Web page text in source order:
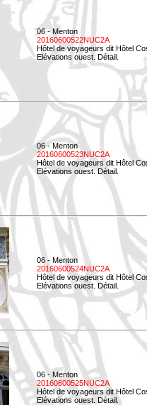
06 - Menton
20160600522NUC2A
Hôtel de voyageurs dit Hôtel
Elévations ouest. Détail.
06 - Menton
20160600523NUC2A
Hôtel de voyageurs dit Hôtel
Elévations ouest. Détail.
06 - Menton
20160600524NUC2A
Hôtel de voyageurs dit Hôtel
Elévations ouest. Détail.
06 - Menton
20160600525NUC2A
Hôtel de voyageurs dit Hôtel
Elévations ouest. Détail.